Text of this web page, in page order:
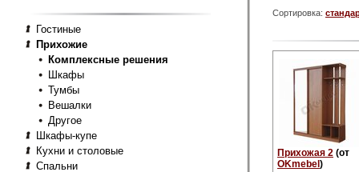
Гостиные
Прихожие
Комплексные решения
Шкафы
Тумбы
Вешалки
Другое
Шкафы-купе
Кухни и столовые
Спальни
Сортировка:
Прихожая 2 (от
OKmebel )